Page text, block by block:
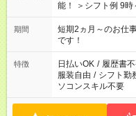
能！ ＞シフト例 9
のご都合に合わせ
でお休みや時間の調
い。
期間
短期2ヵ月～のお仕
です！
特徴 日払いOK / 履歴書
服装自由 / シフト勤
ソコンスキル不要